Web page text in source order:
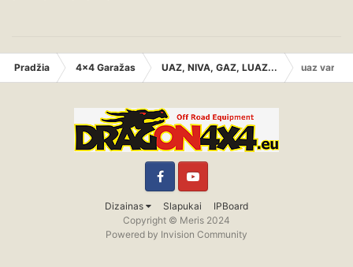
Pradžia 4x4 Garažas UAZ, NIVA, GAZ, LUAZ... uaz
Dizainas Slapukai IPBoard
FacebookYouTube
Copyright © Meris 2024
Powered by Invision Community